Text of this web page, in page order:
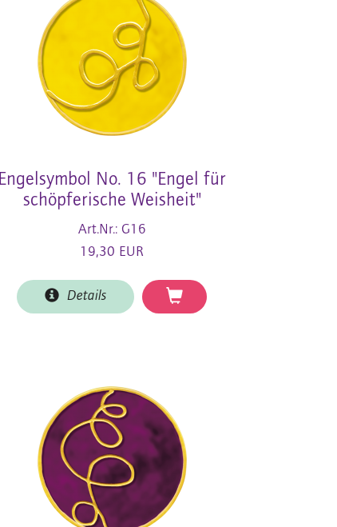
Engelsymbol No. 16 "Engel für
schöpferische Weisheit"
Art.Nr.: G16
19,30 EUR
Details